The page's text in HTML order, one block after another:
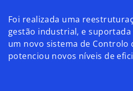
Foi realizada uma
gestão industrial, e
um novo sistema de Controlo
potenciou novos níveis de